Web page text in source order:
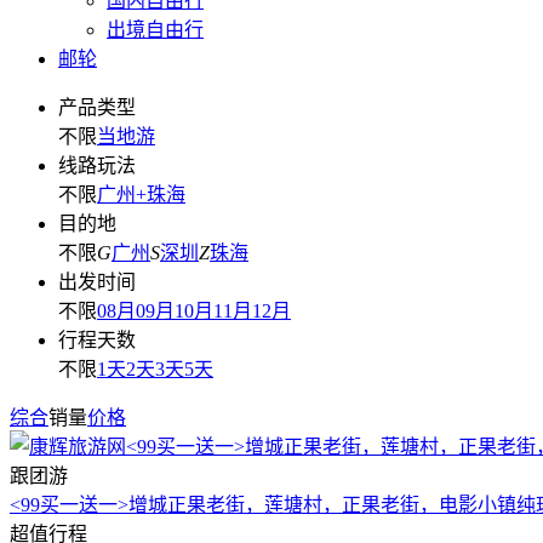
出境自由行
邮轮
产品类型
不限当地游
线路玩法
不限广州+珠海
目的地
不限G广州S深圳 Z珠海
出发时间
不限08月 09月 10月 11月 12月
行程天数
不限1天2天3天5天
综合销量价格
跟团游
<99买一送一>增城正果老街，莲塘村，正果老街，电影小镇纯
超值行程